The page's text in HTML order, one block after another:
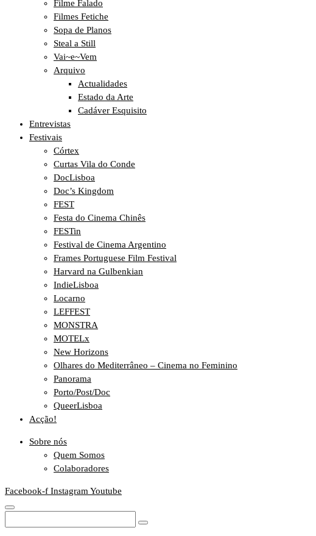
Filme Falado
Filmes Fetiche
Sopa de Planos
Steal a Still
Vai~e~Vem
Arquivo
Actualidades
Estado da Arte
Cadáver Esquisito
Entrevistas
Festivais
Córtex
Curtas Vila do Conde
DocLisboa
Doc’s Kingdom
FEST
Festa do Cinema Chinês
FESTin
Festival de Cinema Argentino
Frames Portuguese Film Festival
Harvard na Gulbenkian
IndieLisboa
Locarno
LEFFEST
MONSTRA
MOTELx
New Horizons
Olhares do Mediterrâneo – Cinema no Feminino
Panorama
Porto/Post/Doc
QueerLisboa
Acção!
Sobre nós
Quem Somos
Colaboradores
Facebook-f Instagram Youtube